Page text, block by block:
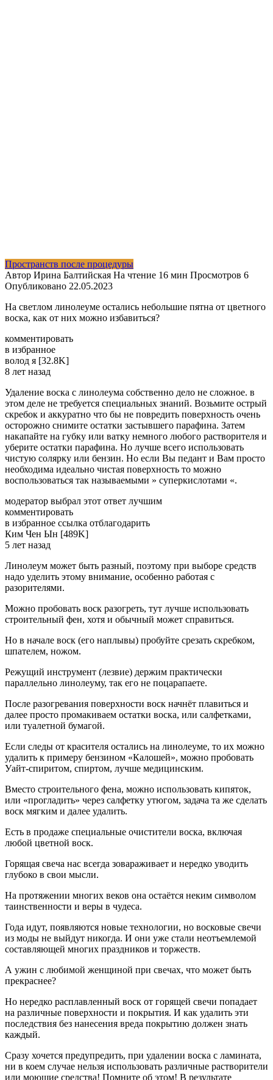
Пространств после процедуры
Автор Ирина Балтийская На чтение 16 мин Просмотров 6
Опубликовано 22.05.2023
На светлом линолеуме остались небольшие пятна от цветного
воска, как от них можно избавиться?
комментировать
в избранное
волод­ я [32.8K]
8 лет назад
Удаление воска с линолеума собственно дело не сложное. в
этом деле не требуется специальных знаний. Возьмите острый
скребок и аккуратно что бы не повредить поверхность очень
осторожно снимите остатки застывшего парафина. Затем
накапайте на губку или ватку немного любого растворителя и
уберите остатки парафина. Но лучше всего использовать
чистую солярку или бензин. Но если Вы педант и Вам просто
необходима идеально чистая поверхность то можно
воспользоваться так называемыми » суперкислотами «.
модератор выбрал этот ответ лучшим
комментировать
в избранное ссылка отблагодарить
Ким Чен Ын [489K]
5 лет назад
Линолеум может быть разный, поэтому при выборе средств
надо уделить этому внимание, особенно работая с
разорителями.
Можно пробовать воск разогреть, тут лучше использовать
строительный фен, хотя и обычный может справиться.
Но в начале воск (его наплывы) пробуйте срезать скребком,
шпателем, ножом.
Режущий инструмент (лезвие) держим практически
параллельно линолеуму, так его не поцарапаете.
После разогревания поверхности воск начнёт плавиться и
далее просто промакиваем остатки воска, или салфетками,
или туалетной бумагой.
Если следы от красителя остались на линолеуме, то их можно
удалить к примеру бензином «Калошей», можно пробовать
Уайт-спиритом, спиртом, лучше медицинским.
Вместо строительного фена, можно использовать кипяток,
или «прогладить» через салфетку утюгом, задача та же сделать
воск мягким и далее удалить.
Есть в продаже специальные очистители воска, включая
любой цветной воск.
Горящая свеча нас всегда зовараживает и нередко уводить
глубоко в свои мысли.
На протяжении многих веков она остаётся неким символом
таинственности и веры в чудеса.
Года идут, появляются новые технологии, но восковые свечи
из моды не выйдут никогда. И они уже стали неотъемлемой
составляющей многих праздников и торжеств.
А ужин с любимой женщиной при свечах, что может быть
прекраснее?
Но нередко расплавленный воск от горящей свечи попадает
на различные поверхности и покрытия. И как удалить эти
последствия без нанесения вреда покрытию должен знать
каждый.
Сразу хочется предупредить, при удалении воска с ламината,
ни в коем случае нельзя использовать различные растворители
или моющие средства! Помните об этом! В результате